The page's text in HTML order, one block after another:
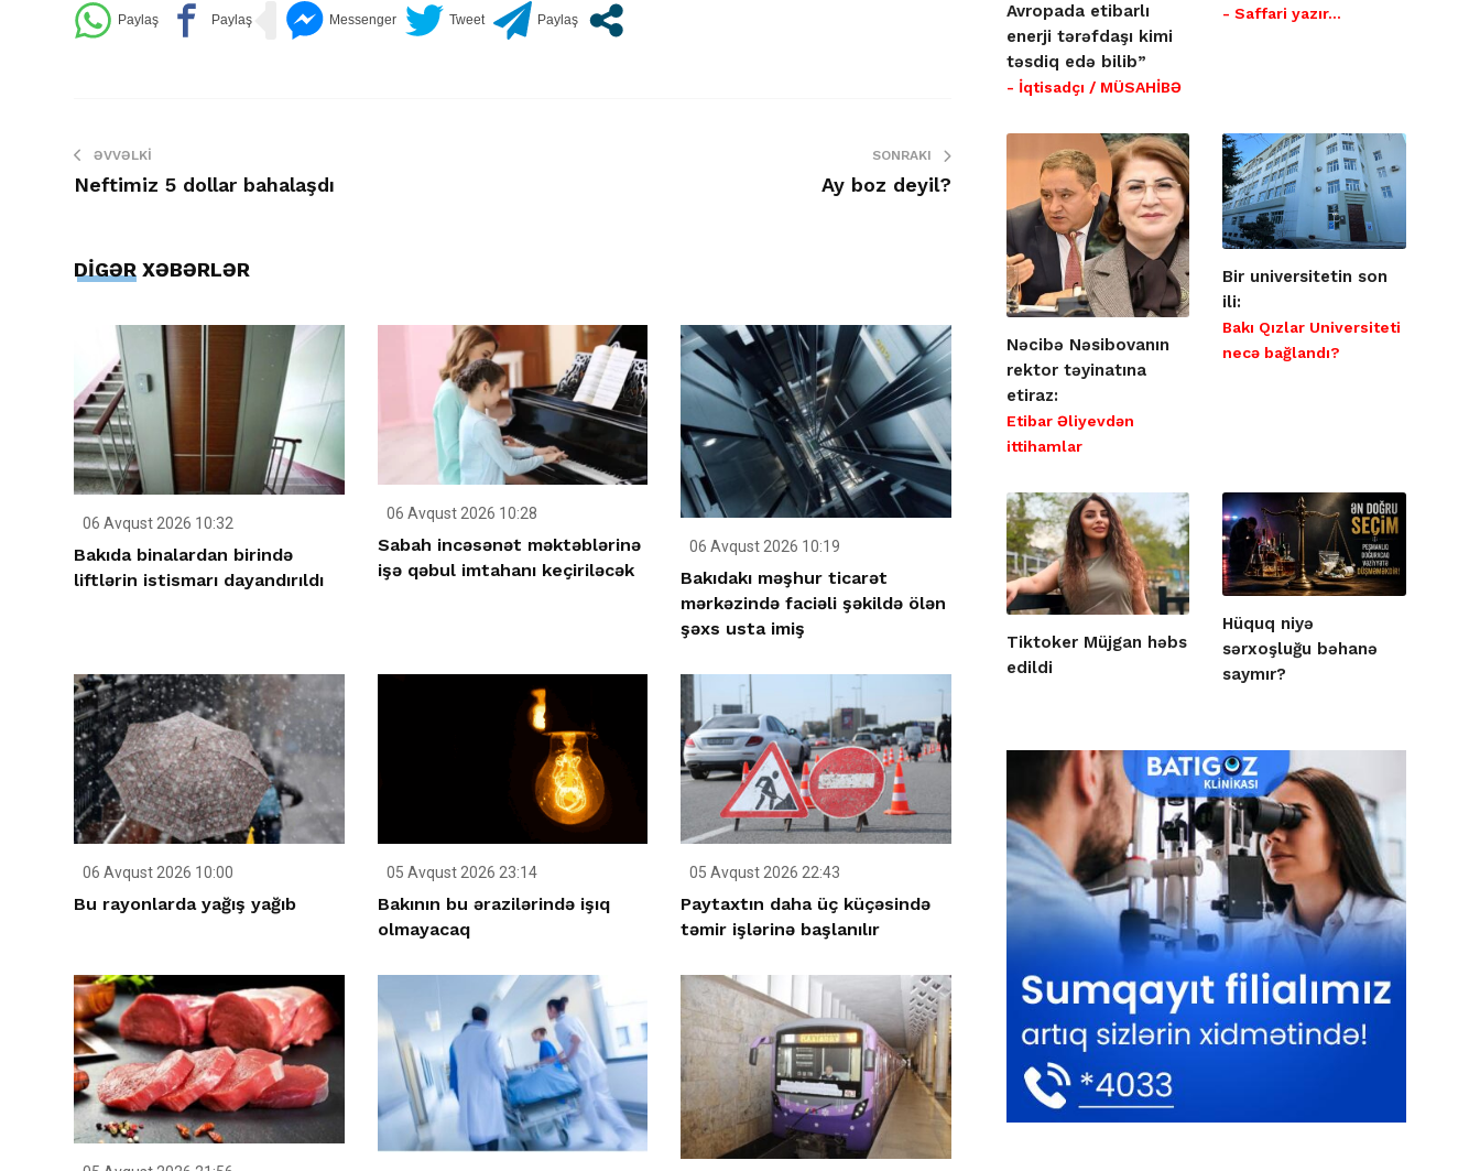
ƏVVƏLKI
Neftimiz 5 dollar bahalaşdı
SONRAKI
Ay boz deyil?
DİGƏR XƏBƏRLƏR
06 Avqust 2026 10:32
Bakıda binalardan birində
liftlərin istismarı dayandırıldı
06 Avqust 2026 10:28
Sabah incəsənət məktəblərinə
işə qəbul imtahanı keçiriləcək
06 Avqust 2026 10:19
Bakıdakı məşhur ticarət
mərkəzində faciəli şəkildə ölən
şəxs usta imiş
06 Avqust 2026 10:00
Bu rayonlarda yağış yağıb
05 Avqust 2026 23:14
Bakının bu ərazilərində işıq
olmayacaq
05 Avqust 2026 22:43
Paytaxtın daha üç küçəsində
təmir işlərinə başlanılır
Avropada etibarlı
enerji tərəfdaşı kimi
təsdiq edə bilib”
- İqtisadçı / MÜSAHİBƏ
- Saffari yazır…
Nəcibə Nəsibovanın
rektor təyinatına
etiraz:
Etibar Əliyevdən
ittihamlar
Bir universitetin son
ili:
Bakı Qızlar Universiteti
necə bağlandı?
Tiktoker Müjgan həbs
edildi
Hüquq niyə
sərxoşluğu bəhanə
saymır?